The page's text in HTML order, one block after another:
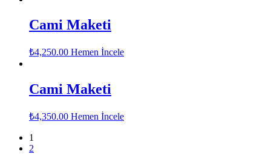
Cami Maketi
₺4,250.00 Hemen İncele
Cami Maketi
₺4,350.00 Hemen İncele
1
2